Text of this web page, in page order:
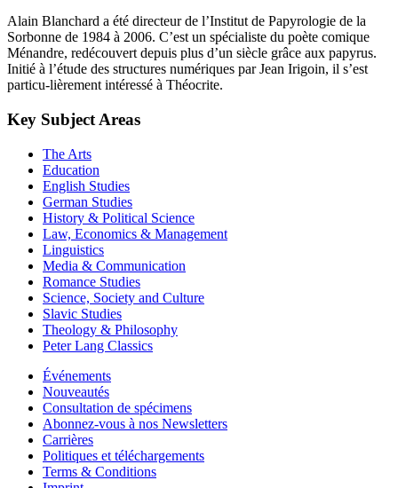
Alain Blanchard a été directeur de l’Institut de Papyrologie de la
Sorbonne de 1984 à 2006. C’est un spécialiste du poète comique
Ménandre, redécouvert depuis plus d’un siècle grâce aux papyrus.
Initié à l’étude des structures numériques par Jean Irigoin, il s’est
particu-lièrement intéressé à Théocrite.
Key Subject Areas
The Arts
Education
English Studies
German Studies
History & Political Science
Law, Economics & Management
Linguistics
Media & Communication
Romance Studies
Science, Society and Culture
Slavic Studies
Theology & Philosophy
Peter Lang Classics
Événements
Nouveautés
Consultation de spécimens
Abonnez-vous à nos Newsletters
Carrières
Politiques et téléchargements
Terms & Conditions